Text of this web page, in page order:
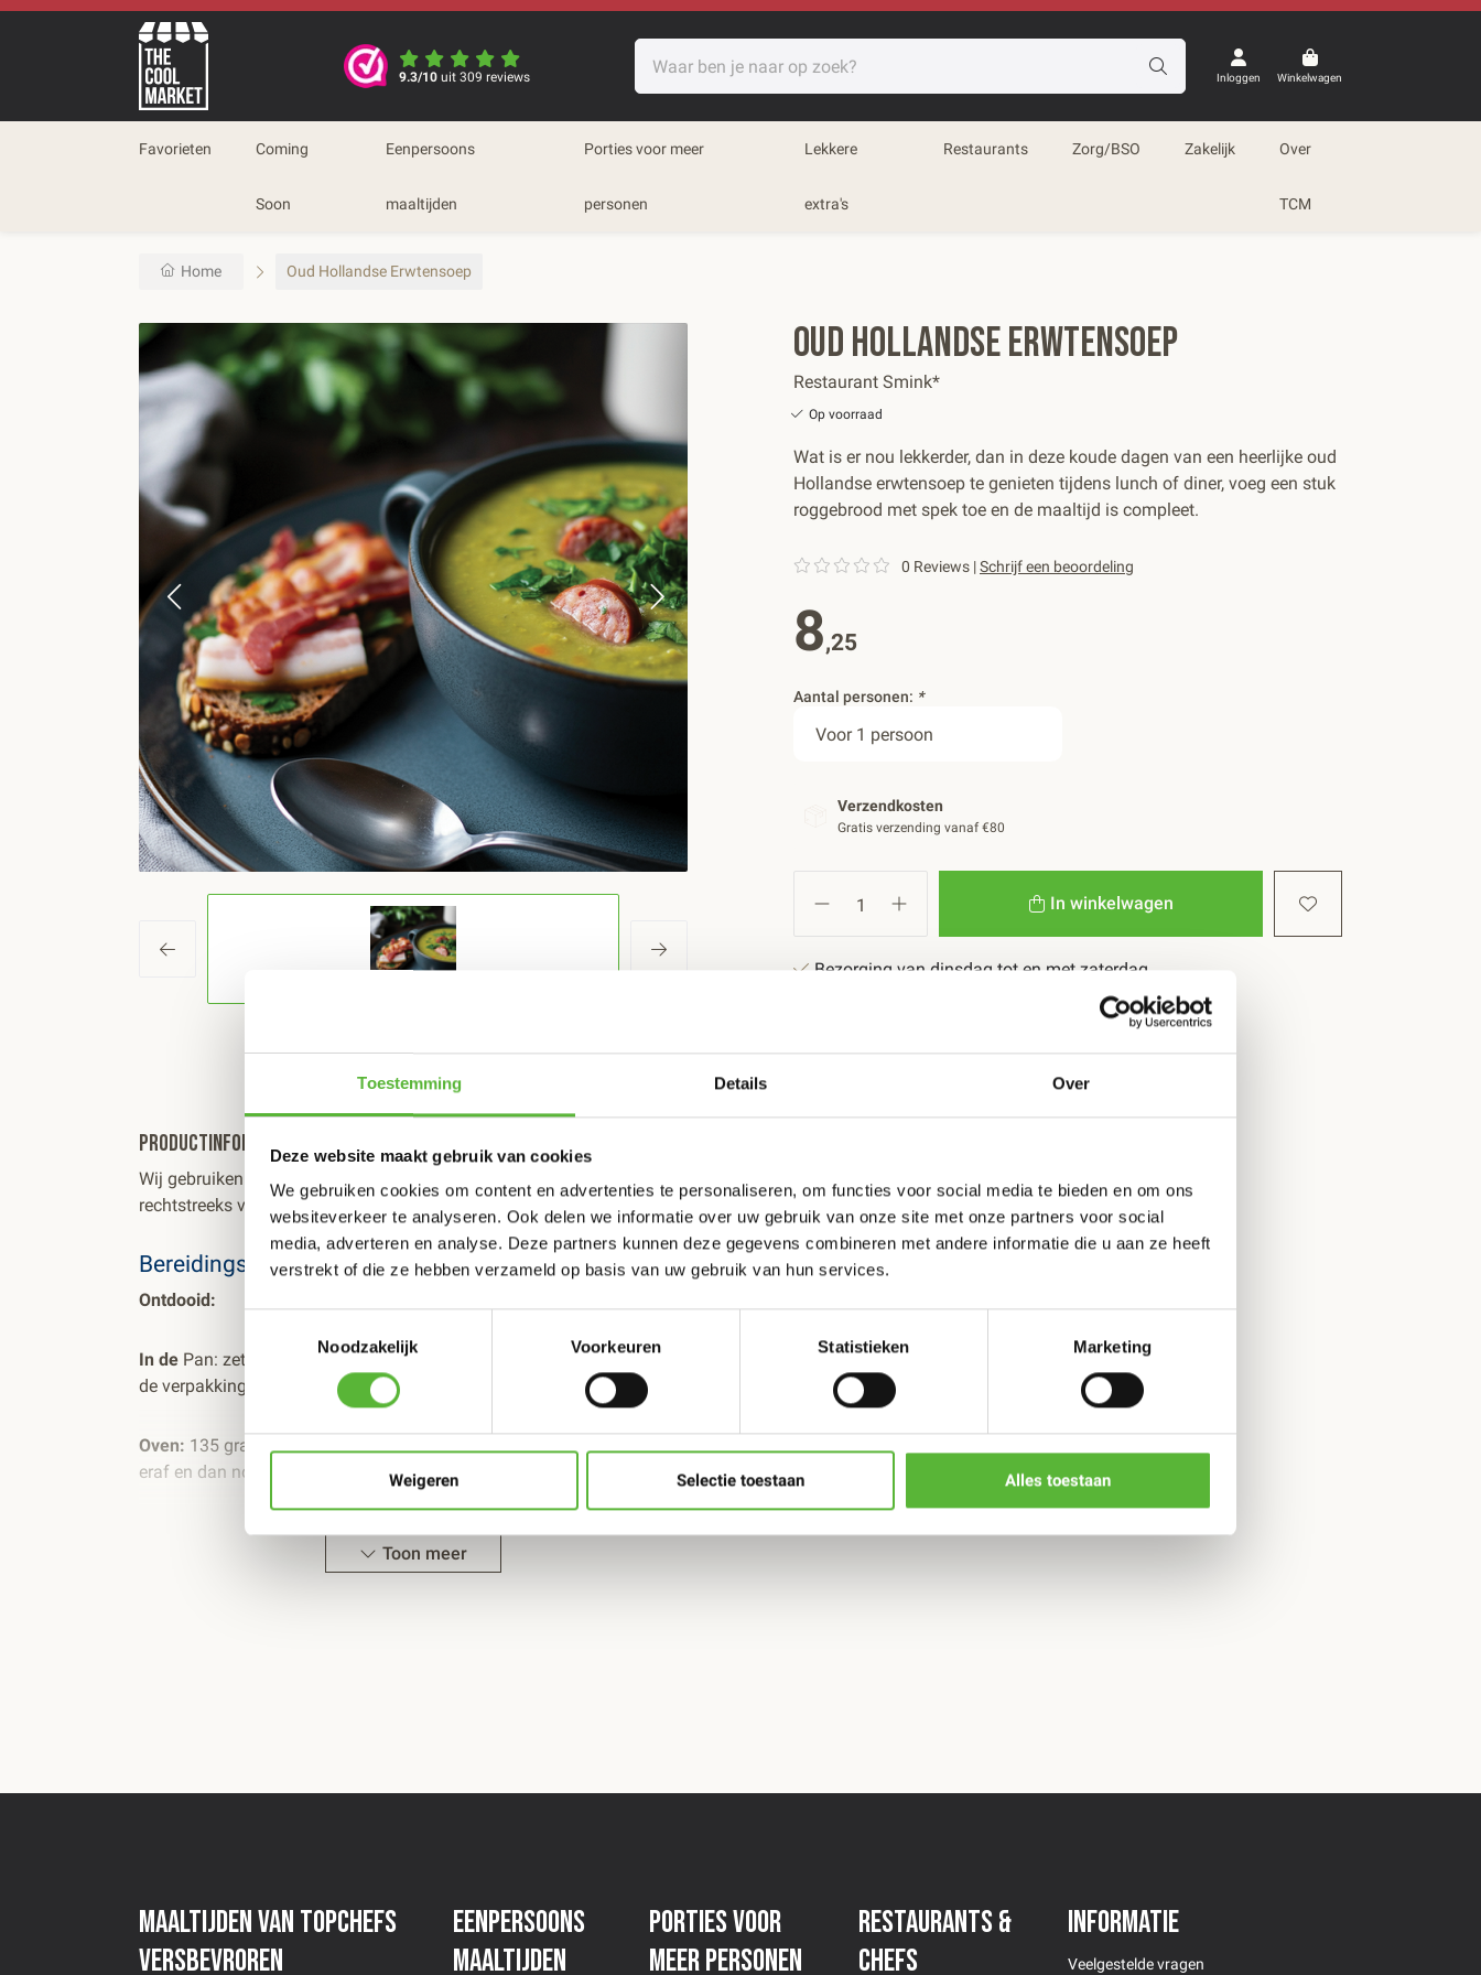
Toestemming Details Over
Deze website maakt gebruik van cookies
We gebruiken cookies om content en advertenties te personaliseren, om functies voor social media te bieden en om ons
websiteverkeer te analyseren. Ook delen we informatie over uw gebruik van onze site met onze partners voor social
media, adverteren en analyse. Deze partners kunnen deze gegevens combineren met andere informatie die u aan ze heeft
verstrekt of die ze hebben verzameld op basis van uw gebruik van hun services.
Noodzakelijk
Voorkeuren Statistieken Marketing
Weigeren Selectie toestaan Alles toestaan
9.3/10 uit 309 reviews Inloggen Winkelwagen
Favorieten Coming
Soon
Eenpersoons
maaltijden
Porties voor meer
personen
Lekkere
extra's
Restaurants Zorg/BSO Zakelijk Over
TCM
Home Oud Hollandse Erwtensoep
Oud Hollandse Erwtensoep
Restaurant Smink*
Op voorraad
Wat is er nou lekkerder, dan in deze koude dagen van een heerlijke oud
Hollandse erwtensoep te genieten tijdens lunch of diner, voeg een stuk
roggebrood met spek toe en de maaltijd is compleet.
0 Reviews |Schrijf een beoordeling
8,25
Aantal personen: *
Verzendkosten
Gratis verzending vanaf €80
In winkelwagen
Bezorging van dinsdag tot en met zaterdag.
Voor maandag 12 uur besteld is di, wo of do bezorgen.
Productinformatie
Wij gebruiken de beste streekproducten van topkwaliteit, vaak
rechtstreeks van lokale boeren en altijd met oog voor duurzaamheid.
Bereidingsinstructie
Ontdooid:
In de Pan: zet de pan op een lage temperatuur, giet de erwtensoep uit
de verpakking in de pan, regelmatig roeren tot het warmen is.
Oven: 135 graden 25 minuten (plastic erop laten, geen gaatjes), folie
eraf en dan nog 10 minuten in de oven.
4 minuten hoogste stand ( wel gaatjes prikken)
Ingrediënten
rozemarijnextract), mineraalzout (kalium), natuurlijke aroma,
rundercollageen, stabilisator E452, stabilisatoren E451, varkensvlees,
Toon meer
Er zijn nog geen reviews geschreven over dit product.
Schrijf een beoordeling
Maaltijden van topchefs
versbevroren
Eenpersoons
maaltijden
Porties voor
meer personen
Restaurants &
Chefs
Informatie
Veelgestelde vragen